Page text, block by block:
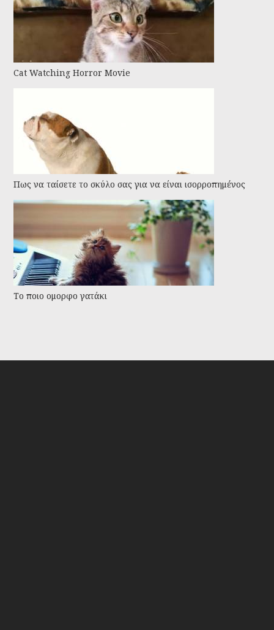
Cat Watching Horror Movie
Πως να ταίσετε το σκύλο σας για να είναι ισορροπημένος
Το ποιο ομορφο γατάκι